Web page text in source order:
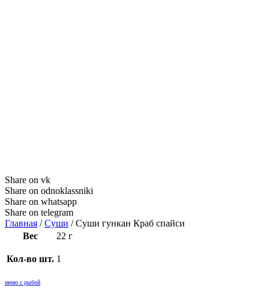
Share on vk
Share on odnoklassniki
Share on whatsapp
Share on telegram
Главная /Суши / Суши гункан Краб спайси
Вес
22 г
Кол-во шт. 1
меню с рыбой